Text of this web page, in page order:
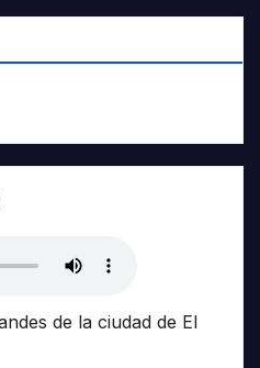
de la ciudad de El